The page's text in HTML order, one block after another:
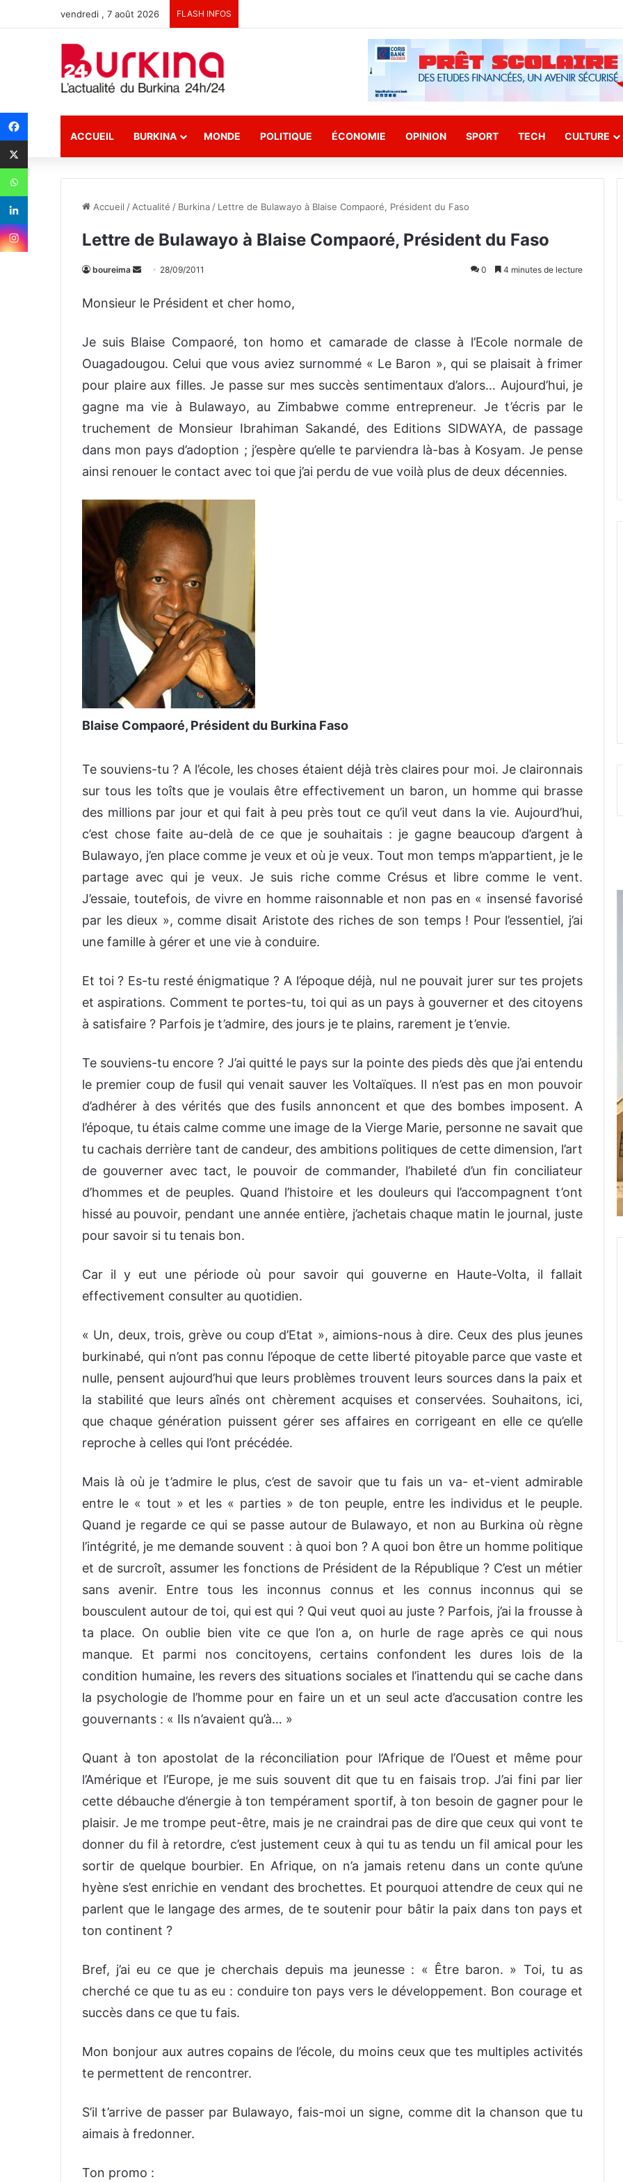
vendredi , 7 août 2026 FLASH INFOS
ACCUEIL BURKINA MONDE POLITIQUE ÉCONOMIE OPINION SPORT TECH CULTURE
Accueil / Actualité / Burkina / Lettre de Bulawayo à Blaise Compaoré, Président du Faso
Lettre de Bulawayo à Blaise Compaoré, Président du Faso
boureima
v
r
u
n
i
e
l
28/09/2011 0 4 minutes de lecture
Monsieur le Président et cher homo,
Je suis Blaise Compaoré, ton homo et camarade de classe à l’Ecole normale de
Ouagadougou. Celui que vous aviez surnommé « Le Baron », qui se plaisait à frimer
pour plaire aux filles. Je passe sur mes succès sentimentaux d’alors… Aujourd’hui, je
gagne ma vie à Bulawayo, au Zimbabwe comme entrepreneur. Je t’écris par le
truchement de Monsieur Ibrahiman Sakandé, des Editions SIDWAYA, de passage
dans mon pays d’adoption ; j’espère qu’elle te parviendra là-bas à Kosyam. Je pense
ainsi renouer le contact avec toi que j’ai perdu de vue voilà plus de deux décennies.
Blaise Compaoré, Président du Burkina Faso
Te souviens-tu ? A l’école, les choses étaient déjà très claires pour moi. Je claironnais
sur tous les toîts que je voulais être effectivement un baron, un homme qui brasse
des millions par jour et qui fait à peu près tout ce qu’il veut dans la vie. Aujourd’hui,
c’est chose faite au-delà de ce que je souhaitais : je gagne beaucoup d’argent à
Bulawayo, j’en place comme je veux et où je veux. Tout mon temps m’appartient, je le
partage avec qui je veux. Je suis riche comme Crésus et libre comme le vent.
J’essaie, toutefois, de vivre en homme raisonnable et non pas en « insensé favorisé
par les dieux », comme disait Aristote des riches de son temps ! Pour l’essentiel, j’ai
une famille à gérer et une vie à conduire.
Et toi ? Es-tu resté énigmatique ? A l’époque déjà, nul ne pouvait jurer sur tes projets
et aspirations. Comment te portes-tu, toi qui as un pays à gouverner et des citoyens
à satisfaire ? Parfois je t’admire, des jours je te plains, rarement je t’envie.
Te souviens-tu encore ? J’ai quitté le pays sur la pointe des pieds dès que j’ai entendu
le premier coup de fusil qui venait sauver les Voltaïques. Il n’est pas en mon pouvoir
d’adhérer à des vérités que des fusils annoncent et que des bombes imposent. A
l’époque, tu étais calme comme une image de la Vierge Marie, personne ne savait que
tu cachais derrière tant de candeur, des ambitions politiques de cette dimension, l’art
de gouverner avec tact, le pouvoir de commander, l’habileté d’un fin conciliateur
d’hommes et de peuples. Quand l’histoire et les douleurs qui l’accompagnent t’ont
hissé au pouvoir, pendant une année entière, j’achetais chaque matin le journal, juste
pour savoir si tu tenais bon.
Car il y eut une période où pour savoir qui gouverne en Haute-Volta, il fallait
effectivement consulter au quotidien.
« Un, deux, trois, grève ou coup d’Etat », aimions-nous à dire. Ceux des plus jeunes
burkinabé, qui n’ont pas connu l’époque de cette liberté pitoyable parce que vaste et
nulle, pensent aujourd’hui que leurs problèmes trouvent leurs sources dans la paix et
la stabilité que leurs aînés ont chèrement acquises et conservées. Souhaitons, ici,
que chaque génération puissent gérer ses affaires en corrigeant en elle ce qu’elle
reproche à celles qui l’ont précédée.
Mais là où je t’admire le plus, c’est de savoir que tu fais un va- et-vient admirable
entre le « tout » et les « parties » de ton peuple, entre les individus et le peuple.
Quand je regarde ce qui se passe autour de Bulawayo, et non au Burkina où règne
l’intégrité, je me demande souvent : à quoi bon ? A quoi bon être un homme politique
et de surcroît, assumer les fonctions de Président de la République ? C’est un métier
sans avenir. Entre tous les inconnus connus et les connus inconnus qui se
bousculent autour de toi, qui est qui ? Qui veut quoi au juste ? Parfois, j’ai la frousse à
ta place. On oublie bien vite ce que l’on a, on hurle de rage après ce qui nous
manque. Et parmi nos concitoyens, certains confondent les dures lois de la
condition humaine, les revers des situations sociales et l’inattendu qui se cache dans
la psychologie de l’homme pour en faire un et un seul acte d’accusation contre les
gouvernants : « Ils n’avaient qu’à… »
Quant à ton apostolat de la réconciliation pour l’Afrique de l’Ouest et même pour
l’Amérique et l’Europe, je me suis souvent dit que tu en faisais trop. J’ai fini par lier
cette débauche d’énergie à ton tempérament sportif, à ton besoin de gagner pour le
plaisir. Je me trompe peut-être, mais je ne craindrai pas de dire que ceux qui vont te
donner du fil à retordre, c’est justement ceux à qui tu as tendu un fil amical pour les
sortir de quelque bourbier. En Afrique, on n’a jamais retenu dans un conte qu’une
hyène s’est enrichie en vendant des brochettes. Et pourquoi attendre de ceux qui ne
parlent que le langage des armes, de te soutenir pour bâtir la paix dans ton pays et
ton continent ?
Bref, j’ai eu ce que je cherchais depuis ma jeunesse : « Être baron. » Toi, tu as
cherché ce que tu as eu : conduire ton pays vers le développement. Bon courage et
succès dans ce que tu fais.
Mon bonjour aux autres copains de l’école, du moins ceux que tes multiples activités
te permettent de rencontrer.
S’il t’arrive de passer par Bulawayo, fais-moi un signe, comme dit la chanson que tu
aimais à fredonner.
Ton promo :